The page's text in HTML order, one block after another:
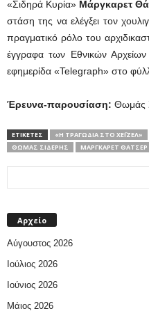
«Σιδηρά Κυρία» Μάργκαρετ
στάση της να ελέγξει τον
πραγματικό ρόλο του
έγγραφα των Εθνικών
εφημερίδα «Telegraph» στο
Έρευνα-παρουσίαση: Θωμάς
ΕΤΙΚΕΤΕΣ «Η ΤΡΑΓΩΔΊΑ ΣΤΟ ΧΈΙΖΕΛ»
ΘΩΜΆΣ ΣΊΔΕΡΗΣ
ΜΆΡΓΚΑΡΕΤ ΘΆΤΣΕΡ
Αρχείο
Αύγουστος 2026
Ιούλιος 2026
Ιούνιος 2026
Μάιος 2026